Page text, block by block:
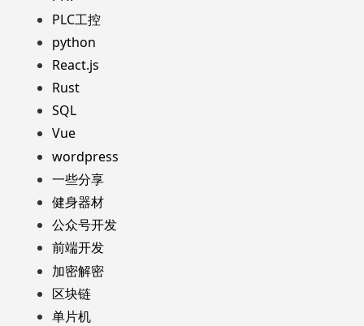
PLC工控
python
React.js
Rust
SQL
Vue
wordpress
一些分享
健身器材
公众号开发
前端开发
加密解密
区块链
单片机